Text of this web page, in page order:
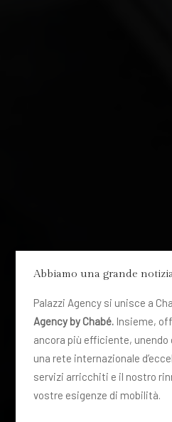
Abbiamo una grande
Palazzi Agency si unisce a
Agency by Chabé. Insieme,
ancora più efficiente, unendo
una rete internazionale
servizi arricchiti e il nostro
vostre esigenze di mobilità.